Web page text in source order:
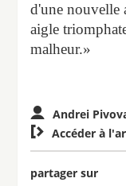
d'une nouvelle
aigle
malheur.»
Andrei
 Accéder à
partager sur